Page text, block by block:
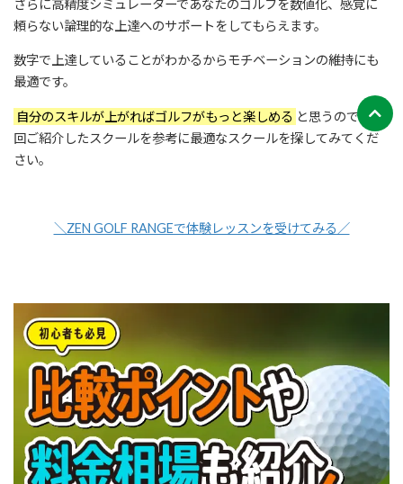
さらに高精度シミュレーターであなたのゴルフを数値化、感覚に
頼らない論理的な上達へのサポートをしてもらえます。
数字で上達していることがわかるからモチベーションの維持にも
最適です。
自分のスキルが上がればゴルフがもっと楽しめる と思うので、今
回ご紹介したスクールを参考に最適なスクールを探してみてくだ
さい。
＼ZEN GOLF RANGEで体験レッスンを受けてみる／